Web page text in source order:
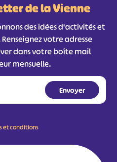
de la Vienne
des idées d'activités et
votre adresse
dans votre boîte mail
mensuelle.
et conditions